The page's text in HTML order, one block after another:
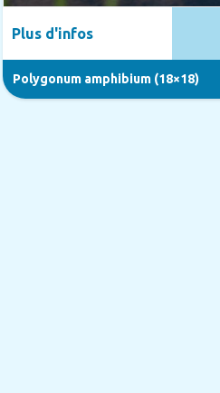
Polygonum amphibium (18×18)
Plus d'infos